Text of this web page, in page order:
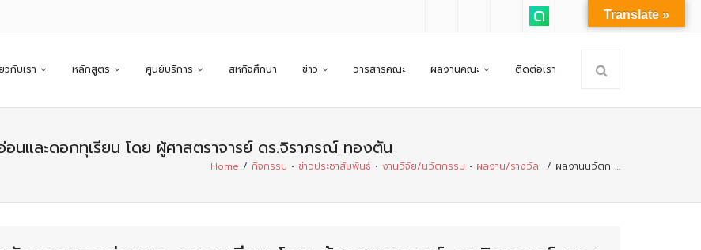
วกับเรา หลักสูตร ศูนย์บริการ สหกิจศึกษา ข่าว วารสารคณะ ผลงานคณะ ติดต่อเรา
นและดอกทุเรียน โดย ผู้ศาสตราจารย์ ดร.จิราภรณ์ ทองตัน
Home / กิจกรรม • ข่าวประชาสัมพันธ์ • งานวิจัย/นวัตกรรม • ผลงาน/รางวัล / ผลงานนวัตก …
Translate »